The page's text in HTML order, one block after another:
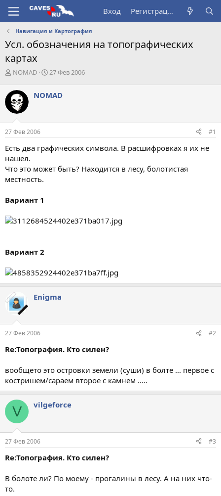
Вход Регистрация
Навигация и Картография
Усл. обозначения на топографических
картах
А
т
о
р
т
е
м
NOMAD
Д
а
ч
а
27 Фев 2006
NOMAD
27 Фев 2006 #1
Есть два графических символа. В расшифровках я их не
нашел.
Что это может быть? Находится в лесу, болотистая
местность.
Вариант 1
Вариант 2
Enigma
27 Фев 2006 #2
Re:Топография. Кто силен?
вообщето это островки земели (суши) в болте ... первое с
костришем/сараем второе с камнем .....
V vilgeforce
27 Фев 2006 #3
Re:Топография. Кто силен?
В болоте ли? По моему - прогалины в лесу. А на них что-
то.